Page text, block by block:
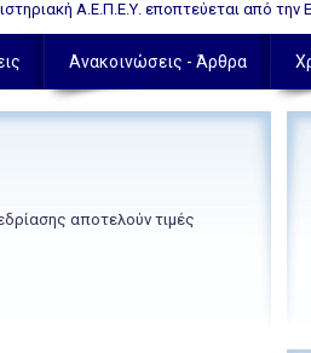
Α.Ε.Π.Ε.Υ. εποπτεύεται από
Ανακοινώσεις - Άρθρα
αποτελούν τιμές